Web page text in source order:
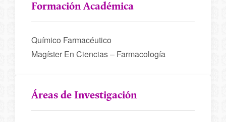
Formación Académica
Químico Farmacéutico
Magíster En Ciencias – Farmacología
Áreas de Investigación